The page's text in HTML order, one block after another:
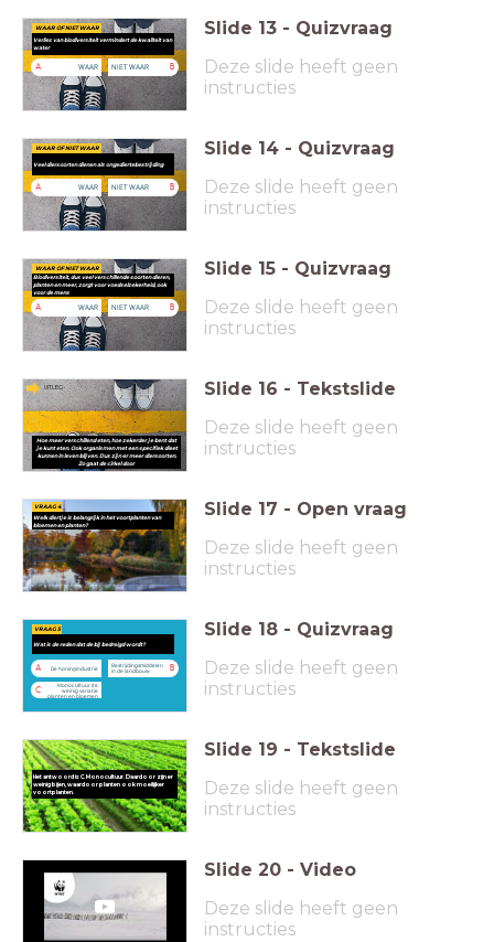
Verlies van biodiversiteit vermindert de kwaliteit van
water
WAAR OF NIET WAAR
A WAAR B
NIET WAAR
Slide 13 - Quizvraag
Deze slide heeft geen
instructies
Veel diersoorten dienen als ongediertebestrijding
WAAR OF NIET WAAR
A WAAR B
NIET WAAR
Slide 14 - Quizvraag
Deze slide heeft geen
instructies
Biodiversiteit, dus veel verschillende soorten dieren,
planten en meer, zorgt voor voedselzekerheid, ook
voor de mens
WAAR OF NIET WAAR
A WAAR B
NIET WAAR
Slide 15 - Quizvraag
Deze slide heeft geen
instructies
Hoe meer verschillend eten, hoe zekerder je bent dat
je kunt eten. Ook organismen met een specifiek dieet
kunnen in leven blijven. Dus zijn er meer diersoorten.
Zo gaat de cirkel door
UITLEG Slide 16 - Tekstslide
Deze slide heeft geen
instructies
Welk diertje is belangrijk in het voortplanten van
bloemen en planten?
VRAAG 4 Slide 17 - Open vraag
Deze slide heeft geen
instructies
VRAAG 5
Wat is de reden dat de bij bedreigd wordt?
A De honingindustrie B
Bestrijdingsmiddelen
in de landbouw
C
Monocultuur (te
weinig variatie
planten en bloemen
Slide 18 - Quizvraag
Deze slide heeft geen
instructies
Het antwoord is C. Monocultuur. Daardoor zijn er
weinig bijen, waardoor planten ook moeilijker
voortplanten.
Slide 19 - Tekstslide
Deze slide heeft geen
instructies
Slide 20 - Video
Deze slide heeft geen
instructies